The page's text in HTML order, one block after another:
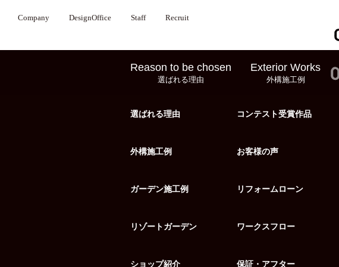
Company DesignOffice Staff Recruit
Reason to be chosen
選ばれる理由
Exterior Works
外構施工例
選ばれる理由
外構施工例
ガーデン施工例
リゾートガーデン
ショップ紹介
コンテスト受賞作品
お客様の声
リフォームローン
ワークスフロー
保証・アフター